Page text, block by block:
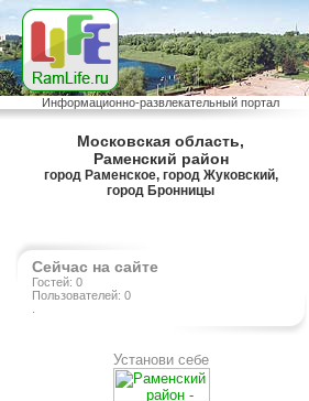
Информационно-развлекательный портал
Московская область,
Раменский район
город Раменское, город Жуковский,
город Бронницы
Сейчас на сайте
Гостей: 0
Пользователей: 0
Установи себе